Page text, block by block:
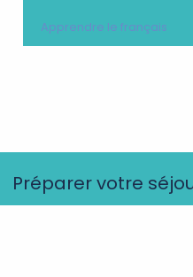
Apprendre le français
Préparer votre
?
En avion